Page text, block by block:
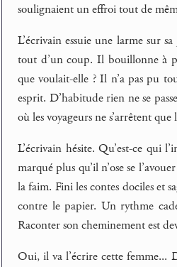
soulignaient un effroi tout de
L’écrivain essuie une larme sur
tout d’un coup. Il bouillonne à
que voulait-elle ? Il n’a pas pu
esprit. D’habitude rien ne se
où les voyageurs ne s’arrêtent
L’écrivain hésite. Qu’est-ce qui
marqué plus qu’il n’ose se
la faim. Fini les contes dociles et
contre le papier. Un rythme
Raconter son cheminement est
Oui, il va l’écrire cette femme...